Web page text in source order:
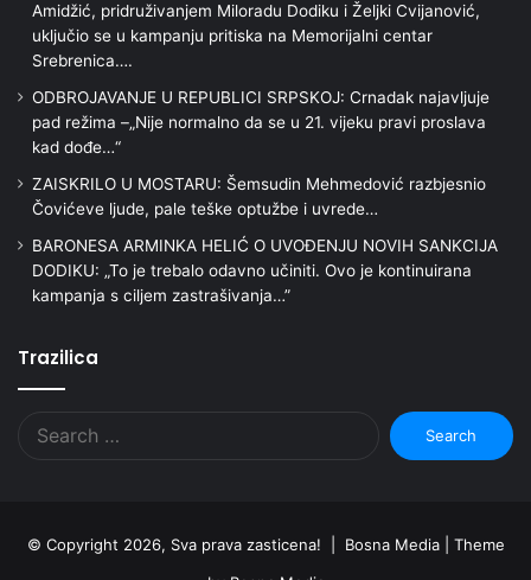
Amidžić, pridruživanjem Miloradu Dodiku i Željki Cvijanović,
uključio se u kampanju pritiska na Memorijalni centar
Srebrenica….
ODBROJAVANJE U REPUBLICI SRPSKOJ: Crnadak najavljuje
pad režima –„Nije normalno da se u 21. vijeku pravi proslava
kad dođe…“
ZAISKRILO U MOSTARU: Šemsudin Mehmedović razbjesnio
Čovićeve ljude, pale teške optužbe i uvrede…
BARONESA ARMINKA HELIĆ O UVOĐENJU NOVIH SANKCIJA
DODIKU: „To je trebalo odavno učiniti. Ovo je kontinuirana
kampanja s ciljem zastrašivanja…”
Trazilica
Search
for:
© Copyright 2026, Sva prava zasticena! | Bosna Media | Theme